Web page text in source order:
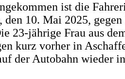
ist die
den 10. Mai 2025,
23-jährige Frau aus
kurz vorher in
der Autobahn wieder